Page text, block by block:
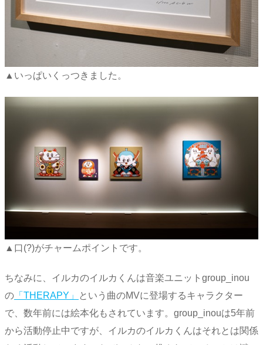
▲いっぱいくっつきました。
▲口(?)がチャームポイントです。
ちなみに、イルカのイルカくんは音楽ユニットgroup_inou
の 「THERAPY」
という曲のMVに登場するキャラクター
で、数年前には絵本化もされています。group_inouは5年前
から活動停止中ですが、イルカのイルカくんはそれとは関係